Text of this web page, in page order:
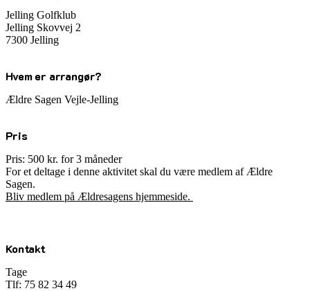
Jelling Golfklub
Jelling Skovvej 2
7300 Jelling
Hvem er arrangør?
Ældre Sagen Vejle-Jelling
Pris
Pris: 500 kr. for 3 måneder
For et deltage i denne aktivitet skal du være medlem af Ældre
Sagen.
Bliv medlem på Ældresagens hjemmeside.
Kontakt
Tage
Tlf: 75 82 34 49